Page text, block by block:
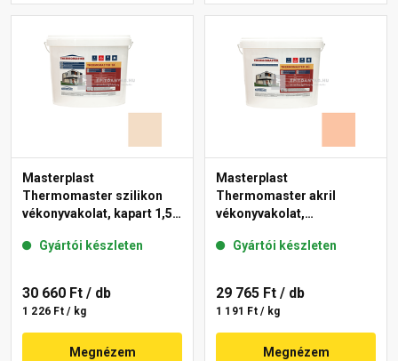
Masterplast
Thermomaster szilikon
vékonyvakolat, kapart 1,5
Gyártói készleten
30 660 Ft / db
1 226 Ft / kg
Megnézem
Masterplast
Thermomaster akril
vékonyvakolat,
11-D 25 kg
Gyártói készleten
29 765 Ft / db
1 191 Ft / kg
Megnézem